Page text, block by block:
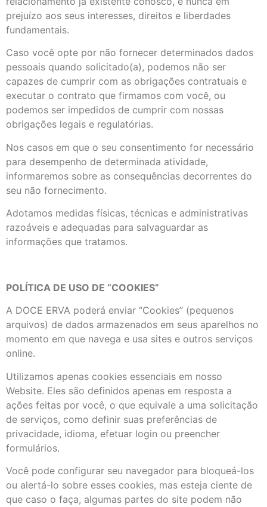
prejuízo aos seus interesses, direitos e liberdades
fundamentais.
Caso você opte por não fornecer determinados dados
pessoais quando solicitado(a), podemos não ser
capazes de cumprir com as obrigações contratuais e
executar o contrato que firmamos com você, ou
podemos ser impedidos de cumprir com nossas
obrigações legais e regulatórias.
Nos casos em que o seu consentimento for necessário
para desempenho de determinada atividade,
informaremos sobre as consequências decorrentes do
seu não fornecimento.
Adotamos medidas físicas, técnicas e administrativas
razoáveis e adequadas para salvaguardar as
informações que tratamos.
POLÍTICA DE USO DE “COOKIES”
A DOCE ERVA poderá enviar “Cookies” (pequenos
arquivos) de dados armazenados em seus aparelhos no
momento em que navega e usa sites e outros serviços
online.
Utilizamos apenas cookies essenciais em nosso
Website. Eles são definidos apenas em resposta a
ações feitas por você, o que equivale a uma solicitação
de serviços, como definir suas preferências de
privacidade, idioma, efetuar login ou preencher
formulários.
Você pode configurar seu navegador para bloqueá-los
ou alertá-lo sobre esses cookies, mas esteja ciente de
que caso o faça, algumas partes do site podem não